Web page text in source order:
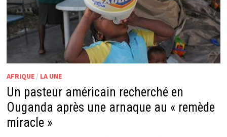
AFRIQUE/ LA UNE
Un pasteur américain recherché en
Ouganda après une arnaque au « remède
miracle »